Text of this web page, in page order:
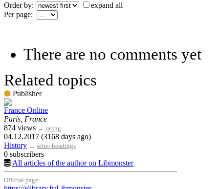
Order by:
expand all
Per page:
There are no comments yet
Related topics
Publisher
France Online
Paris, France
874 views → rating
04.12.2017 (3168 days ago)
History → other headings
0 subscribers
All articles of the author on Libmonster
Official page: